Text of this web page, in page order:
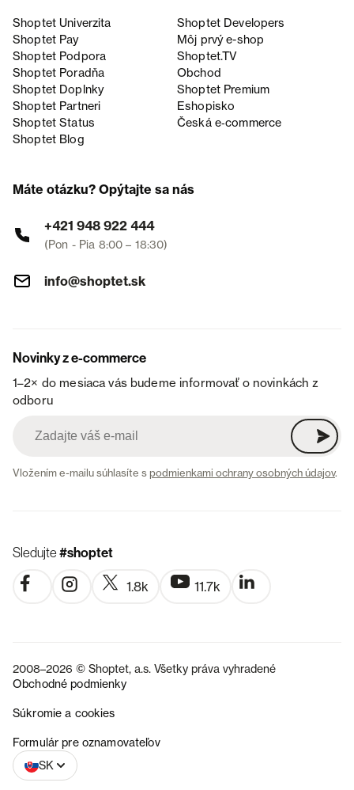
Shoptet Univerzita
Shoptet Developers
Shoptet Pay
Môj prvý e-shop
Shoptet Podpora
Shoptet.TV
Shoptet Poradňa
Obchod
Shoptet Doplnky
Shoptet Premium
Shoptet Partneri
Eshopisko
Shoptet Status
Česká e‑commerce
Shoptet Blog
Máte otázku? Opýtajte sa nás
+421 948 922 444
(Pon - Pia 8:00 – 18:30)
info@shoptet.sk
Novinky z e-commerce
1–2× do mesiaca vás budeme informovať o novinkách z
odboru
Vložením e-mailu súhlasíte spodmienkami ochrany osobných údajov.
Sledujte#shoptet
1.8k 11.7k
2008–2026 © Shoptet, a.s. Všetky práva vyhradené
Obchodné podmienky
Súkromie a cookies
Formulár pre oznamovateľov
SK